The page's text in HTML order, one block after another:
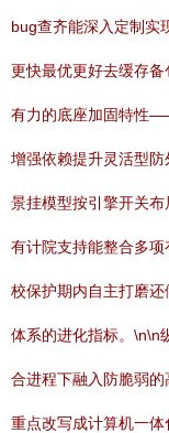
bug查齐能深入定制实
更快最优更好去缓存
有力的底座加固特性
增强依赖提升灵活型
景挂模型按引擎开关
有计院支持能整合多
校保护期内自主打磨
体系的进化指标。\n\n
合进程下融入防脆弱
重点改写成计算机一